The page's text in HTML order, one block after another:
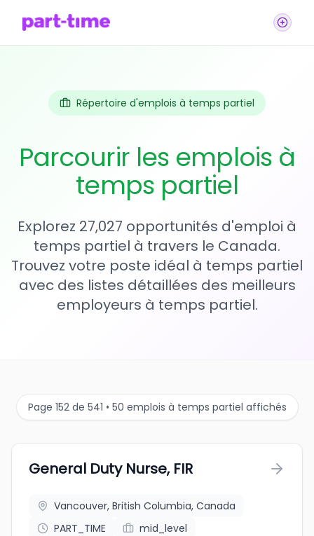
Répertoire d'emplois à temps partiel
Parcourir les emplois à
temps partiel
Explorez 27,027 opportunités d'emploi à
temps partiel à travers le Canada.
Trouvez votre poste idéal à temps partiel
avec des listes détaillées des meilleurs
employeurs à temps partiel.
Page 152 de 541 • 50 emplois à temps partiel affichés
General Duty Nurse, FIR
Vancouver, British Columbia, Canada
PART_TIME
mid_level